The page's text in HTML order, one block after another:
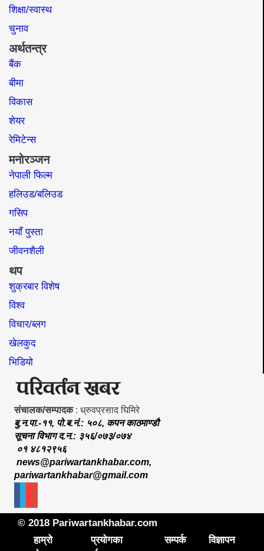
शिक्षा/स्वास्थ
चुनाव
अर्थतन्त्र
बैंक
बीमा
विकास
शेयर
रेमिटेन्स
मनोरञ्जन
नेपाली फिल्म
हलिउड/बलिउड
गसिप
नयाँ पुस्ता
जीवनशैली
थप
शुक्रबार विशेष
विश्व
विचार/ब्लग
खेलकुद
भिडियो
संचालक/सम्पादक: ध्रुवप्रसाद घिमिरे
बु.न.पा.-११, पो.ब.नं.: ५०८, कपन काठमाण्डौ
सूचना विभाग द.न.: ३५६/०७३/०७४
०१ ४८१२९५६
news@pariwartankhabar.com,
pariwartankhabar@gmail.com
© 2018 Pariwartankhabar.com
हाम्रो
प्रयोगका
सम्पर्क विज्ञापन